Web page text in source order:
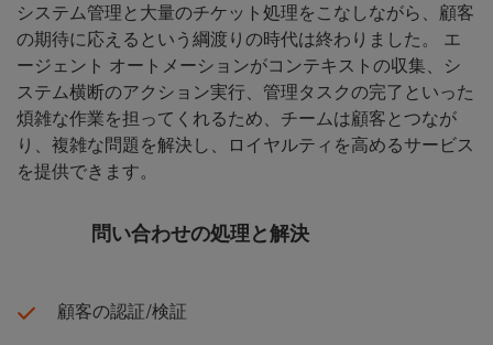
システム管理と大量のチケット処理をこなしながら、顧客
の期待に応えるという綱渡りの時代は終わりました。 エ
ージェント オートメーションがコンテキストの収集、シ
ステム横断のアクション実行、管理タスクの完了といった
煩雑な作業を担ってくれるため、チームは顧客とつなが
り、複雑な問題を解決し、ロイヤルティを高めるサービス
を提供できます。
問い合わせの処理と解決
顧客の認証/検証